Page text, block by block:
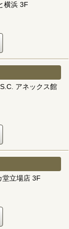
横浜 3F
アネックス館
堂立場店 3F